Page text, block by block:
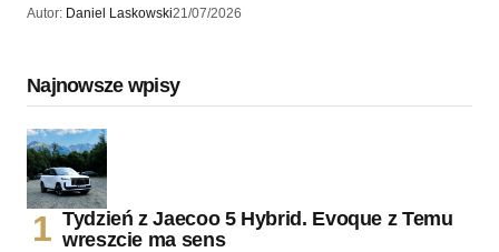
Autor: Daniel Laskowski21/07/2026
Najnowsze wpisy
Tydzień z Jaecoo 5 Hybrid. Evoque z Temu
wreszcie ma sens